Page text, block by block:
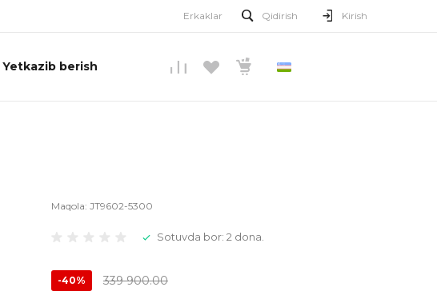
Erkaklar Qidirish Kirish
Yetkazib berish
Maqola: JT9602-5300
Sotuvda bor: 2 dona.
-40% 339 900.00